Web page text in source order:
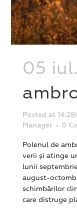
05 iul.
Posted at
Manager
0
Polenul de
verii și atinge
lunii
august-
schimbărilor
care distruge